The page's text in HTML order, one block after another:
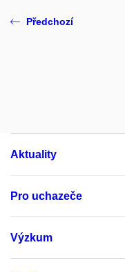
Předchozí
Aktuality
Pro uchazeče
Výzkum